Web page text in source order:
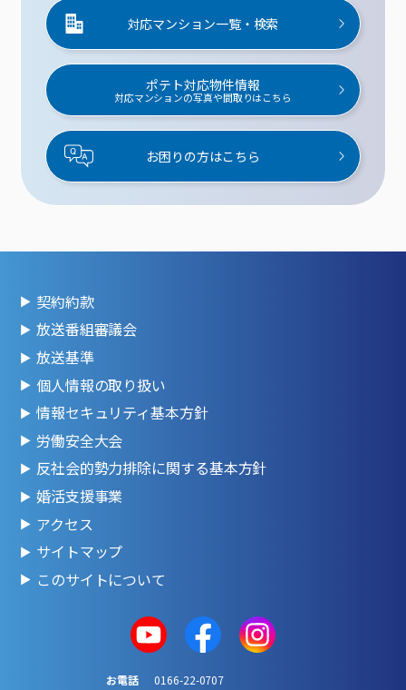
対応マンション一覧・検索
ポテト対応物件情報
対応マンションの写真や間取りはこちら
お困りの方はこちら
契約約款
放送番組審議会
放送基準
個人情報の取り扱い
情報セキュリティ基本方針
労働安全大会
反社会的勢力排除に関する基本方針
婚活支援事業
アクセス
サイトマップ
このサイトについて
お電話
0166-22-0707